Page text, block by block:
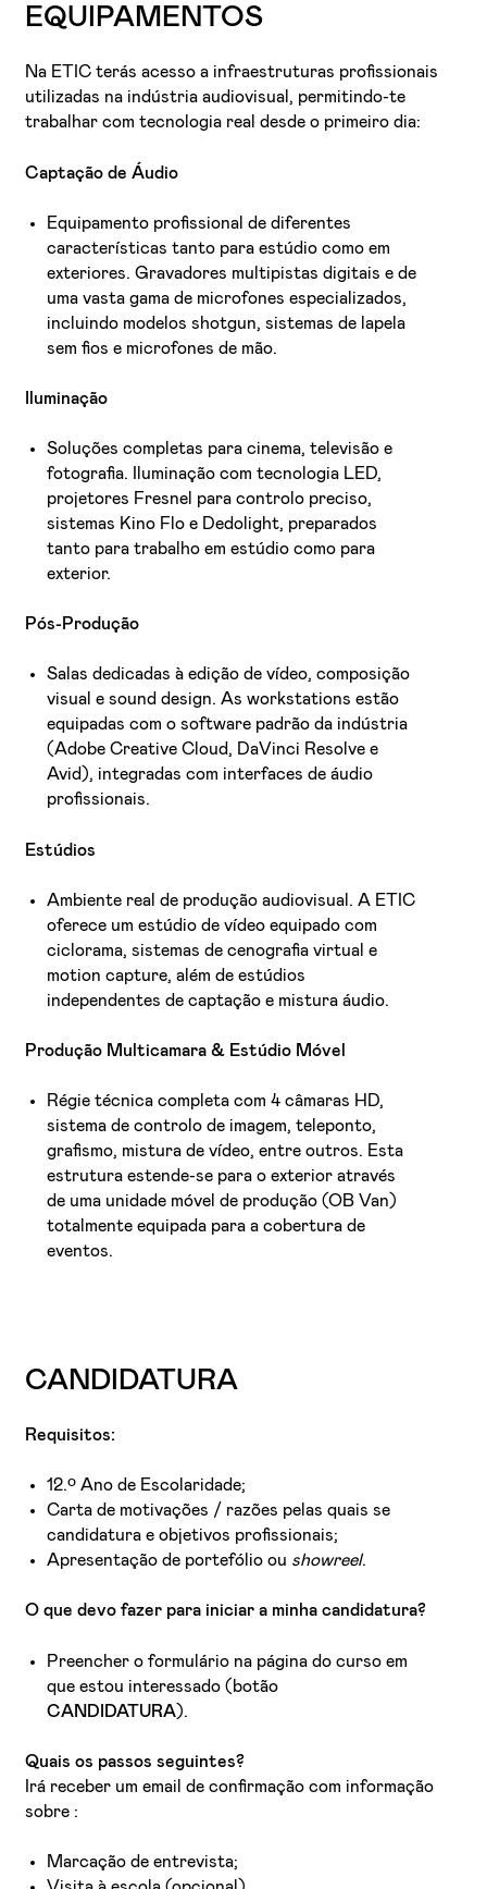
EQUIPAMENTOS
Na ETIC terás acesso a infraestruturas profissionais
utilizadas na indústria audiovisual, permitindo-te
trabalhar com tecnologia real desde o primeiro dia:
Captação de Áudio
Equipamento profissional de diferentes
características tanto para estúdio como em
exteriores. Gravadores multipistas digitais e de
uma vasta gama de microfones especializados,
incluindo modelos shotgun, sistemas de lapela
sem fios e microfones de mão.
Iluminação
Soluções completas para cinema, televisão e
fotografia. Iluminação com tecnologia LED,
projetores Fresnel para controlo preciso,
sistemas Kino Flo e Dedolight, preparados
tanto para trabalho em estúdio como para
exterior.
Pós-Produção
Salas dedicadas à edição de vídeo, composição
visual e sound design. As workstations estão
equipadas com o software padrão da indústria
(Adobe Creative Cloud, DaVinci Resolve e
Avid), integradas com interfaces de áudio
profissionais.
Estúdios
Ambiente real de produção audiovisual. A ETIC
oferece um estúdio de vídeo equipado com
ciclorama, sistemas de cenografia virtual e
motion capture, além de estúdios
independentes de captação e mistura áudio.
Produção Multicamara & Estúdio Móvel
Régie técnica completa com 4 câmaras HD,
sistema de controlo de imagem, teleponto,
grafismo, mistura de vídeo, entre outros. Esta
estrutura estende-se para o exterior através
de uma unidade móvel de produção (OB Van)
totalmente equipada para a cobertura de
eventos.
CANDIDATURA
Requisitos:
12.º Ano de Escolaridade;
Carta de motivações / razões pelas quais se
candidatura e objetivos profissionais;
Apresentação de portefólio ou showreel.
O que devo fazer para iniciar a minha candidatura?
Preencher o formulário na página do curso em
que estou interessado (botão
CANDIDATURA).
Quais os passos seguintes?
Irá receber um email de confirmação com informação
sobre :
Marcação de entrevista;